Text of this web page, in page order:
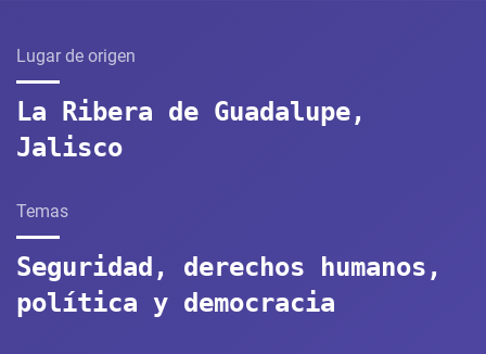
Lugar de origen
La Ribera de Guadalupe,
Jalisco
Temas
Seguridad, derechos humanos,
política y democracia